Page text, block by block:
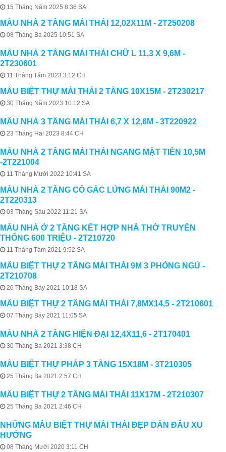
15 Tháng Năm 2025 8:36 SA
MẪU NHÀ 2 TẦNG MÁI THÁI 12,02X11M - 2T250208
08 Tháng Ba 2025 10:51 SA
MẪU NHÀ 2 TẦNG MÁI THÁI CHỮ L 11,3 X 9,6M -
2T230601
11 Tháng Tám 2023 3:12 CH
MẪU BIỆT THỰ MÁI THÁI 2 TẦNG 10X15M - 2T230217
30 Tháng Năm 2023 10:12 SA
MẪU NHÀ 3 TẦNG MÁI THÁI 6,7 X 12,6M - 3T220922
23 Tháng Hai 2023 8:44 CH
MẪU NHÀ 2 TẦNG MÁI THÁI NGANG MẶT TIỀN 10,5M
-2T221004
11 Tháng Mười 2022 10:41 SA
MẪU NHÀ 2 TẦNG CÓ GÁC LỬNG MÁI THÁI 90M2 -
2T220313
03 Tháng Sáu 2022 11:21 SA
MẪU NHÀ Ở 2 TẦNG KẾT HỢP NHÀ THỜ TRUYỀN
THỐNG 600 TRIỆU - 2T210720
11 Tháng Tám 2021 9:52 SA
MẪU BIỆT THỰ 2 TẦNG MÁI THÁI 9M 3 PHÒNG NGỦ -
2T210708
26 Tháng Bảy 2021 10:18 SA
MẪU BIỆT THỰ 2 TẦNG MÁI THÁI 7,8MX14,5 - 2T210601
07 Tháng Bảy 2021 11:05 SA
MẪU NHÀ 2 TẦNG HIỆN ĐẠI 12,4X11,6 - 2T170401
30 Tháng Ba 2021 3:38 CH
MẪU BIỆT THỰ PHÁP 3 TẦNG 15X18M - 3T210305
25 Tháng Ba 2021 2:57 CH
MẪU BIỆT THỰ 2 TẦNG MÁI THÁI 11X17M - 2T210307
25 Tháng Ba 2021 2:46 CH
NHỮNG MẪU BIỆT THỰ MÁI THÁI ĐẸP DẪN ĐẦU XU
HƯỚNG
08 Tháng Mười 2020 3:11 CH